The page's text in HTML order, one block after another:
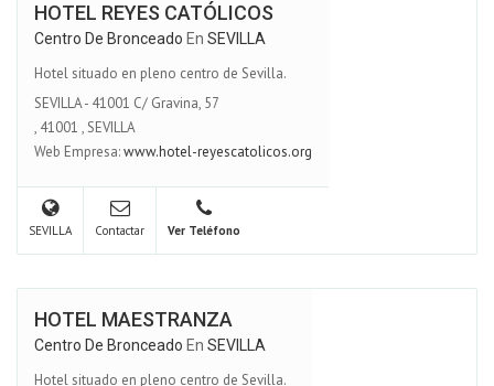
HOTEL REYES CATÓLICOS
Centro De Bronceado En SEVILLA
Hotel situado en pleno centro de Sevilla.
SEVILLA - 41001 C/ Gravina, 57
, 41001 ,SEVILLA
Web Empresa:www.hotel-reyescatolicos.org
SEVILLA Contactar Ver Teléfono
HOTEL MAESTRANZA
Centro De Bronceado En SEVILLA
Hotel situado en pleno centro de Sevilla.